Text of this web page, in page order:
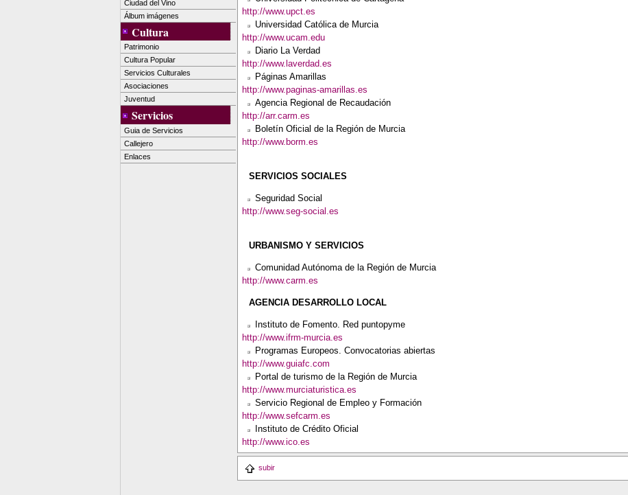
Ciudad del Vino
Álbum imágenes
Cultura
Patrimonio
Cultura Popular
Servicios Culturales
Asociaciones
Juventud
Servicios
Guia de Servicios
Callejero
Enlaces
http://www.upct.es
Universidad Católica de Murcia
http://www.ucam.edu
Diario La Verdad
http://www.laverdad.es
Páginas Amarillas
http://www.paginas-amarillas.es
Agencia Regional de Recaudación
http://arr.carm.es
Boletín Oficial de la Región de Murcia
http://www.borm.es
SERVICIOS SOCIALES
Seguridad Social
http://www.seg-social.es
URBANISMO Y SERVICIOS
Comunidad Autónoma de la Región de Murcia
http://www.carm.es
AGENCIA DESARROLLO LOCAL
Instituto de Fomento. Red puntopyme
http://www.ifrm-murcia.es
Programas Europeos. Convocatorias abiertas
http://www.guiafc.com
Portal de turismo de la Región de Murcia
http://www.murciaturistica.es
Servicio Regional de Empleo y Formación
http://www.sefcarm.es
Instituto de Crédito Oficial
http://www.ico.es
subir